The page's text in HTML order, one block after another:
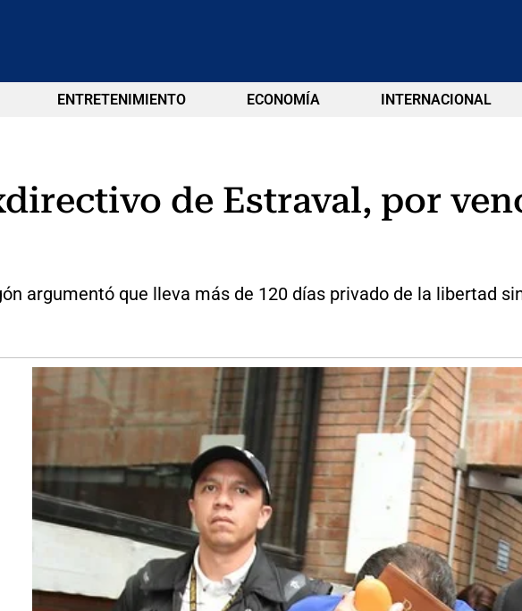
ENTRETENIMIENTO ECONOMÍA INTERNACIONAL
de Estraval, por
argumentó que lleva más de 120 días privado de la libertad